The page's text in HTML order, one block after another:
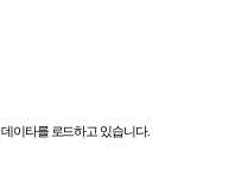
데이타를 로드하고 있습니다.